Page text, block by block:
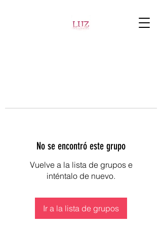
No se encontró este grupo
Vuelve a la lista de grupos e
inténtalo de nuevo.
Ir a la lista de grupos